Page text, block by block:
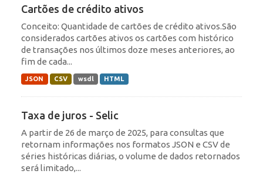
Cartões de crédito ativos
Conceito: Quantidade de cartões de crédito ativos.São
considerados cartões ativos os cartões com histórico
de transações nos últimos doze meses anteriores, ao
fim de cada...
JSON CSV wsdl HTML
Taxa de juros - Selic
A partir de 26 de março de 2025, para consultas que
retornam informações nos formatos JSON e CSV de
séries históricas diárias, o volume de dados retornados
será limitado,...